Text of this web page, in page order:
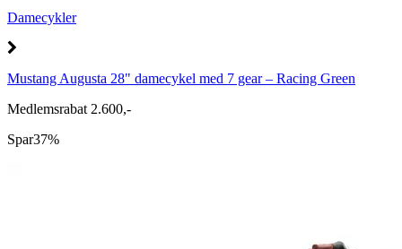
Damecykler
Mustang Augusta 28" damecykel med 7 gear – Racing Green
Medlemsrabat 2.600,-
Spar37%